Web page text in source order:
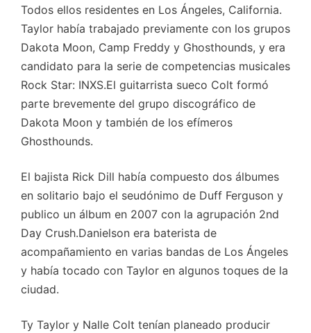
Todos ellos residentes en Los Ángeles, California.
Taylor había trabajado previamente con los grupos
Dakota Moon, Camp Freddy y Ghosthounds, y era
candidato para la serie de competencias musicales
Rock Star: INXS.El guitarrista sueco Colt formó
parte brevemente del grupo discográfico de
Dakota Moon y también de los efímeros
Ghosthounds.
El bajista Rick Dill había compuesto dos álbumes
en solitario bajo el seudónimo de Duff Ferguson y
publico un álbum en 2007 con la agrupación 2nd
Day Crush.Danielson era baterista de
acompañamiento en varias bandas de Los Ángeles
y había tocado con Taylor en algunos toques de la
ciudad.
Ty Taylor y Nalle Colt tenían planeado producir